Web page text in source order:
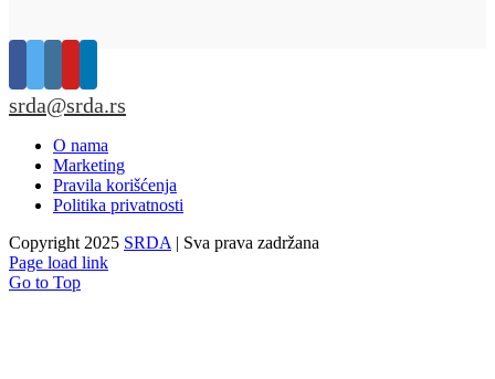
srda@srda.rs
O nama
Marketing
Pravila korišćenja
Politika privatnosti
Copyright 2025 SRDA | Sva prava zadržana
Page load link
Go to Top